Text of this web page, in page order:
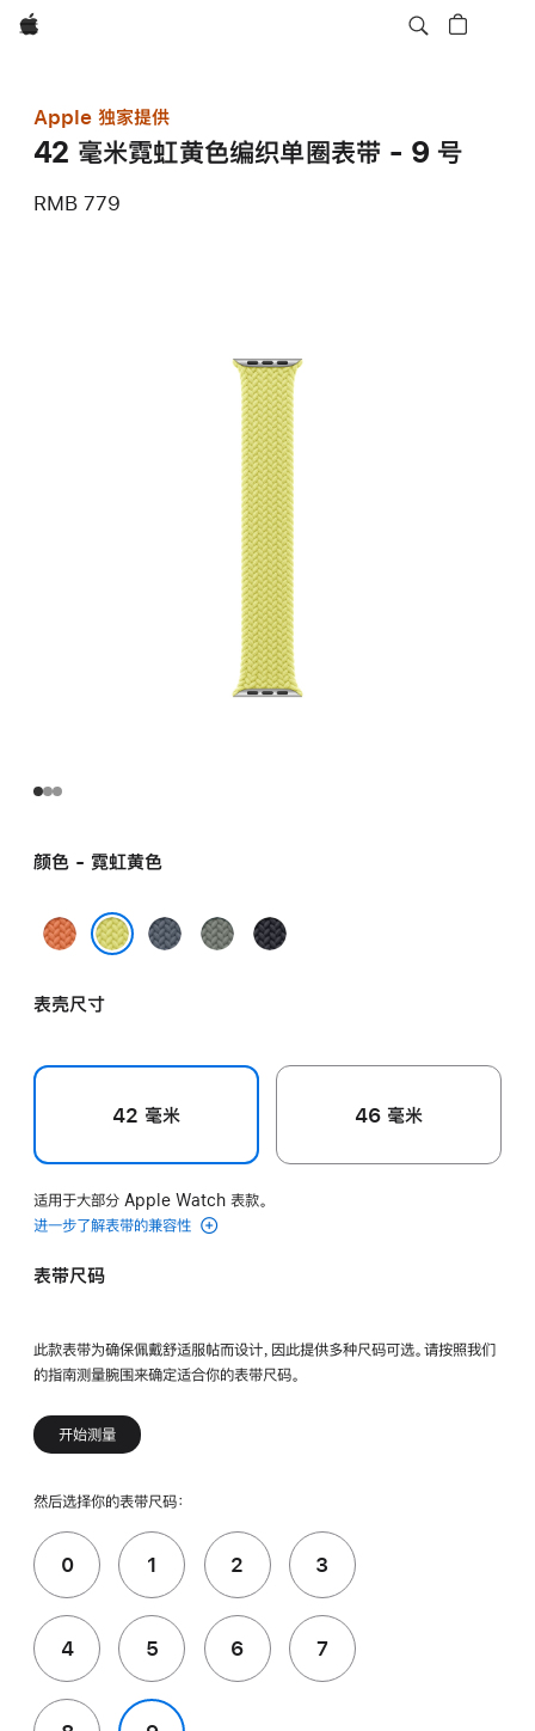
Apple
Apple 独家提供
42 毫米霓虹黄色编织单圈表带 - 9 号
RMB 779
颜色 - 霓虹黄色
姜
末
铁
灰
午
表壳尺寸
42 毫米 46 毫米
适用于大部分 Apple Watch 表款。
进一步了解表带的兼容性
表带尺码
此款表带为确保佩戴舒适服帖而设计，因此提供多种尺码可选。请按照我们
的指南测量腕围来确定适合你的表带尺码。
开始测量
然后选择你的表带尺码：
0 1 2 3
4 5 6 7